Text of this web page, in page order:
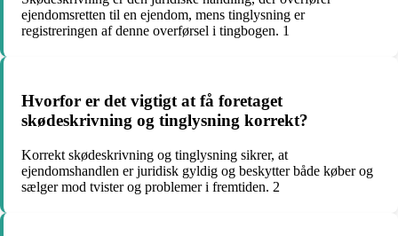
ejendomsretten til en ejendom, mens tinglysning er
registreringen af denne overførsel i tingbogen. 1
Hvorfor er det vigtigt at få foretaget
skødeskrivning og tinglysning korrekt?
Korrekt skødeskrivning og tinglysning sikrer, at
ejendomshandlen er juridisk gyldig og beskytter både køber og
sælger mod tvister og problemer i fremtiden. 2